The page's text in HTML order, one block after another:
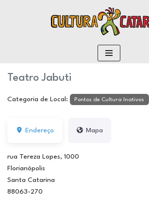
Teatro Jabuti
Categoria de Local: Pontos de Cultura Inativos
Endereço Mapa
rua Tereza Lopes, 1000
Florianópolis
Santa Catarina
88063-270